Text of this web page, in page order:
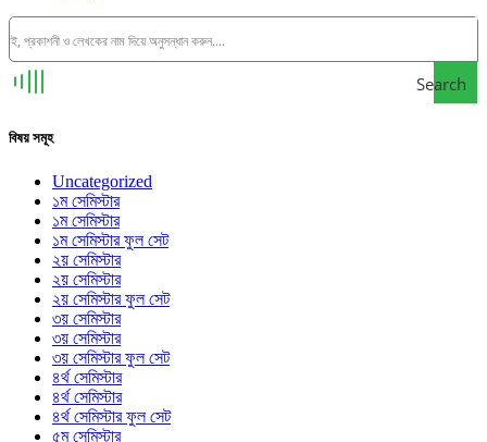
Search
বিষয় সমূহ
Uncategorized
১ম সেমিস্টার
১ম সেমিস্টার
১ম সেমিস্টার ফুল সেট
২য় সেমিস্টার
২য় সেমিস্টার
২য় সেমিস্টার ফুল সেট
৩য় সেমিস্টার
৩য় সেমিস্টার
৩য় সেমিস্টার ফুল সেট
৪র্থ সেমিস্টার
৪র্থ সেমিস্টার
৪র্থ সেমিস্টার ফুল সেট
৫ম সেমিস্টার